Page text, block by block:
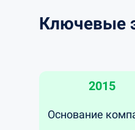
Ключевые
2015
Основание